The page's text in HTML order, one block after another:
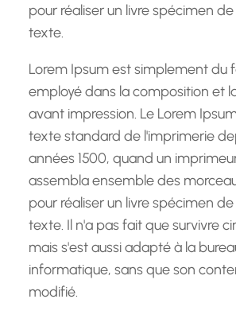
pour réaliser un livre spécimen
texte.
Lorem Ipsum est simplement du
employé dans la composition et
avant impression. Le Lorem
texte standard de l'imprimerie
années 1500, quand un
assembla ensemble des
pour réaliser un livre spécimen
texte. Il n'a pas fait que survivre
mais s'est aussi adapté à la
informatique, sans que son
modifié.